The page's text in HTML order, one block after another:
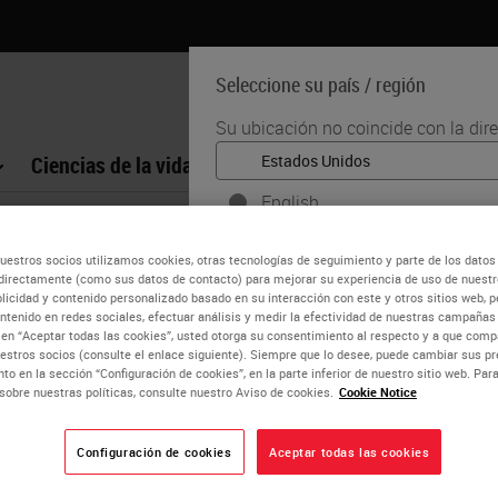
Seleccione su país / región
Su ubicación no coincide con la
English
Cada país / región puede tener
prácticas médicas. La información
nuestro sitio web es específica y
(pero no se limita a) todos los
precios y promociones.
Ciencias de la vida Formación
Rolls
FAIMS
is a Histology Consultant with decades of experience in
in the Department of Laboratory Medicine, RMIT
socios utilizamos cookies, otras tecnologías de seguimiento y parte de los datos
(como sus datos de contacto) para mejorar su experiencia de uso de
y contenido personalizado basado en su interacción con este y otros sitios web,
en redes sociales, efectuar análisis y medir la efectividad de nuestras campañas
“Aceptar todas las cookies”, usted otorga su consentimiento al respecto y a que
socios (consulte el enlace siguiente). Siempre que lo desee, puede cambiar sus
en la sección “Configuración de cookies”, en la parte inferior de nuestro sitio web.
nuestras políticas, consulte nuestro Aviso de cookies. Cookie Notice
Configuración de cookies Aceptar todas las cookies